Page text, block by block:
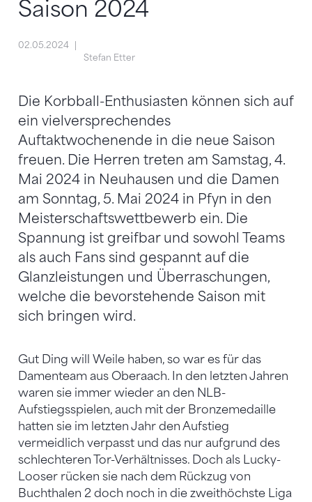
Saison 2024
02.05.2024
Stefan Etter
Die Korbball-Enthusiasten können sich auf
ein vielversprechendes
Auftaktwochenende in die neue Saison
freuen. Die Herren treten am Samstag, 4.
Mai 2024 in Neuhausen und die Damen
am Sonntag, 5. Mai 2024 in Pfyn in den
Meisterschaftswettbewerb ein. Die
Spannung ist greifbar und sowohl Teams
als auch Fans sind gespannt auf die
Glanzleistungen und Überraschungen,
welche die bevorstehende Saison mit
sich bringen wird.
Gut Ding will Weile haben, so war es für das
Damenteam aus Oberaach. In den letzten Jahren
waren sie immer wieder an den NLB-
Aufstiegsspielen, auch mit der Bronzemedaille
hatten sie im letzten Jahr den Aufstieg
vermeidlich verpasst und das nur aufgrund des
schlechteren Tor-Verhältnisses. Doch als Lucky-
Looser rücken sie nach dem Rückzug von
Buchthalen 2 doch noch in die zweithöchste Liga